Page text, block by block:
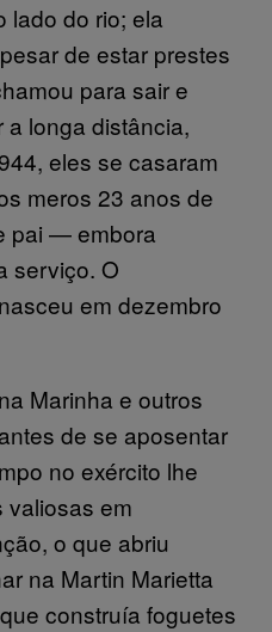
lado do rio; ela
de estar prestes
para sair e
longa distância,
eles se casaram
meros 23 anos de
pai — embora
serviço. O
em dezembro
Marinha e outros
de se aposentar
no exército lhe
valiosas em
o que abriu
na Martin Marietta
construía foguetes